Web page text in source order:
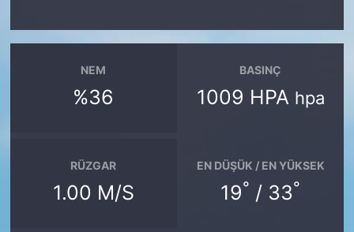
NEM
%36
BASINÇ
1009 HPA hpa
RÜZGAR
1.00 M/S
EN DÜŞÜK / EN YÜKSEK
19° / 33°